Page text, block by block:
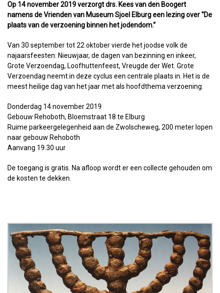
Op 14 november 2019 verzorgt drs. Kees van den Boogert
namens de Vrienden van Museum Sjoel Elburg een lezing over “De
plaats van de verzoening binnen het jodendom.”
Van 30 september tot 22 oktober vierde het joodse volk de
najaarsfeesten: Nieuwjaar, de dagen van bezinning en inkeer,
Grote Verzoendag, Loofhuttenfeest, Vreugde der Wet. Grote
Verzoendag neemt in deze cyclus een centrale plaats in. Het is de
meest heilige dag van het jaar met als hoofdthema verzoening.
Donderdag 14 november 2019
Gebouw Rehoboth, Bloemstraat 18 te Elburg
Ruime parkeergelegenheid aan de Zwolscheweg, 200 meter lopen
naar gebouw Rehoboth
Aanvang 19.30 uur
De toegang is gratis. Na afloop wordt er een collecte gehouden om
de kosten te dekken.